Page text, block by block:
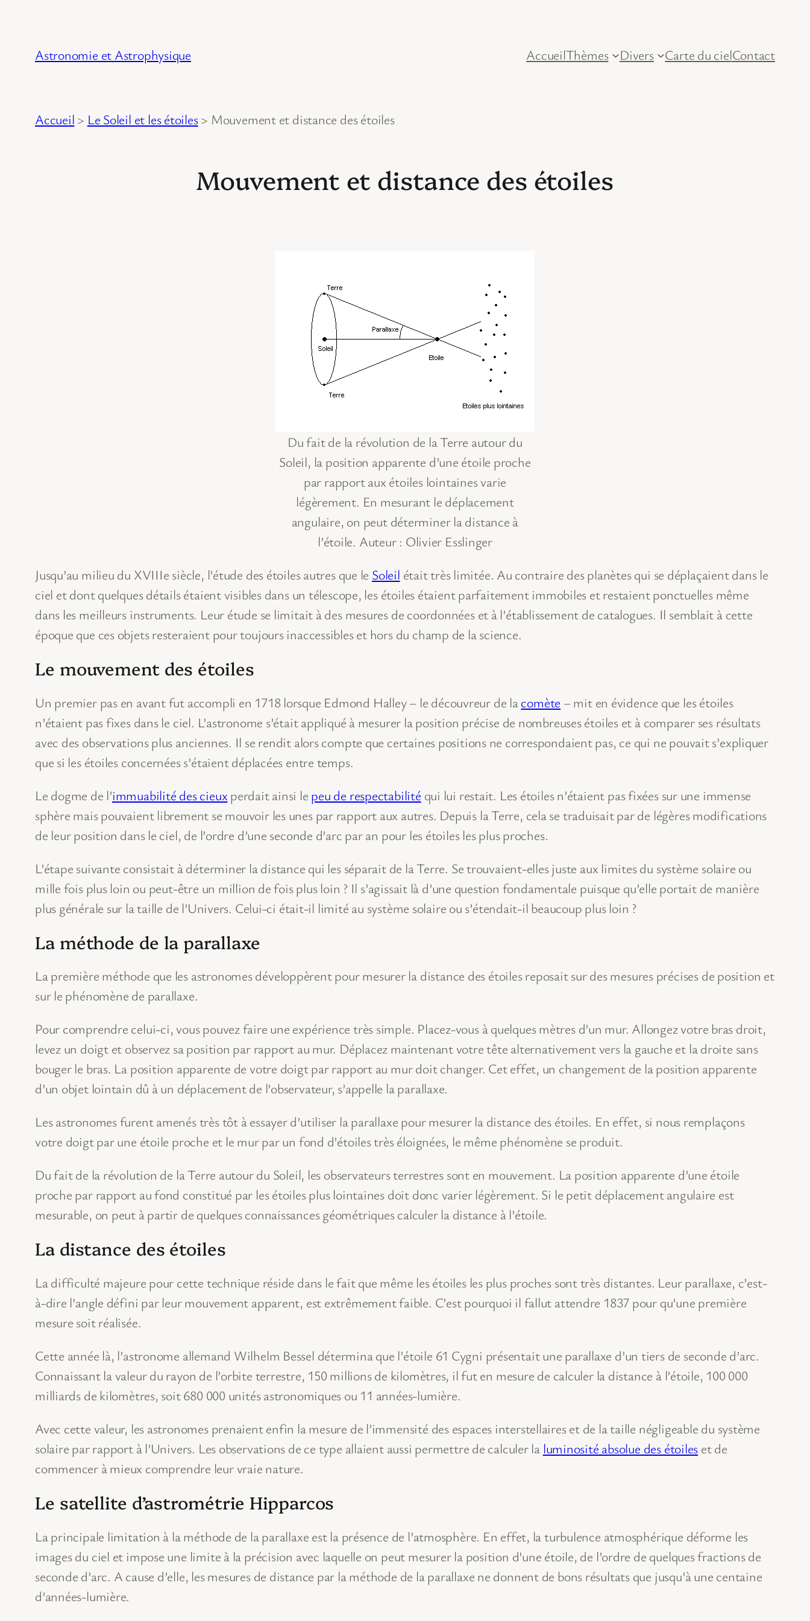
Astronomie et Astrophysique AccueilThèmes Divers Carte du cielContact
Accueil > Le Soleil et les étoiles> Mouvement et distance des étoiles
Mouvement et distance des étoiles
Du fait de la révolution de la Terre autour du
Soleil, la position apparente d’une étoile proche
par rapport aux étoiles lointaines varie
légèrement. En mesurant le déplacement
angulaire, on peut déterminer la distance à
l’étoile. Auteur : Olivier Esslinger
Jusqu’au milieu du XVIIIe siècle, l’étude des étoiles autres que le Soleil était très limitée. Au contraire des planètes qui se déplaçaient dans le
ciel et dont quelques détails étaient visibles dans un télescope, les étoiles étaient parfaitement immobiles et restaient ponctuelles même
dans les meilleurs instruments. Leur étude se limitait à des mesures de coordonnées et à l’établissement de catalogues. Il semblait à cette
époque que ces objets resteraient pour toujours inaccessibles et hors du champ de la science.
Le mouvement des étoiles
Un premier pas en avant fut accompli en 1718 lorsque Edmond Halley – le découvreur de la comète – mit en évidence que les étoiles
n’étaient pas fixes dans le ciel. L’astronome s’était appliqué à mesurer la position précise de nombreuses étoiles et à comparer ses résultats
avec des observations plus anciennes. Il se rendit alors compte que certaines positions ne correspondaient pas, ce qui ne pouvait s’expliquer
que si les étoiles concernées s’étaient déplacées entre temps.
Le dogme de l’immuabilité des cieux perdait ainsi le peu de respectabilité qui lui restait. Les étoiles n’étaient pas fixées sur une immense
sphère mais pouvaient librement se mouvoir les unes par rapport aux autres. Depuis la Terre, cela se traduisait par de légères modifications
de leur position dans le ciel, de l’ordre d’une seconde d’arc par an pour les étoiles les plus proches.
L’étape suivante consistait à déterminer la distance qui les séparait de la Terre. Se trouvaient-elles juste aux limites du système solaire ou
mille fois plus loin ou peut-être un million de fois plus loin ? Il s’agissait là d’une question fondamentale puisque qu’elle portait de manière
plus générale sur la taille de l’Univers. Celui-ci était-il limité au système solaire ou s’étendait-il beaucoup plus loin ?
La méthode de la parallaxe
La première méthode que les astronomes développèrent pour mesurer la distance des étoiles reposait sur des mesures précises de position et
sur le phénomène de parallaxe.
Pour comprendre celui-ci, vous pouvez faire une expérience très simple. Placez-vous à quelques mètres d’un mur. Allongez votre bras droit,
levez un doigt et observez sa position par rapport au mur. Déplacez maintenant votre tête alternativement vers la gauche et la droite sans
bouger le bras. La position apparente de votre doigt par rapport au mur doit changer. Cet effet, un changement de la position apparente
d’un objet lointain dû à un déplacement de l’observateur, s’appelle la parallaxe.
Les astronomes furent amenés très tôt à essayer d’utiliser la parallaxe pour mesurer la distance des étoiles. En effet, si nous remplaçons
votre doigt par une étoile proche et le mur par un fond d’étoiles très éloignées, le même phénomène se produit.
Du fait de la révolution de la Terre autour du Soleil, les observateurs terrestres sont en mouvement. La position apparente d’une étoile
proche par rapport au fond constitué par les étoiles plus lointaines doit donc varier légèrement. Si le petit déplacement angulaire est
mesurable, on peut à partir de quelques connaissances géométriques calculer la distance à l’étoile.
La distance des étoiles
La difficulté majeure pour cette technique réside dans le fait que même les étoiles les plus proches sont très distantes. Leur parallaxe, c’est-
à-dire l’angle défini par leur mouvement apparent, est extrêmement faible. C’est pourquoi il fallut attendre 1837 pour qu’une première
mesure soit réalisée.
Cette année là, l’astronome allemand Wilhelm Bessel détermina que l’étoile 61 Cygni présentait une parallaxe d’un tiers de seconde d’arc.
Connaissant la valeur du rayon de l’orbite terrestre, 150 millions de kilomètres, il fut en mesure de calculer la distance à l’étoile, 100 000
milliards de kilomètres, soit 680 000 unités astronomiques ou 11 années-lumière.
Avec cette valeur, les astronomes prenaient enfin la mesure de l’immensité des espaces interstellaires et de la taille négligeable du système
solaire par rapport à l’Univers. Les observations de ce type allaient aussi permettre de calculer la luminosité absolue des étoiles et de
commencer à mieux comprendre leur vraie nature.
Le satellite d’astrométrie Hipparcos
La principale limitation à la méthode de la parallaxe est la présence de l’atmosphère. En effet, la turbulence atmosphérique déforme les
images du ciel et impose une limite à la précision avec laquelle on peut mesurer la position d’une étoile, de l’ordre de quelques fractions de
seconde d’arc. A cause d’elle, les mesures de distance par la méthode de la parallaxe ne donnent de bons résultats que jusqu’à une centaine
d’années-lumière.